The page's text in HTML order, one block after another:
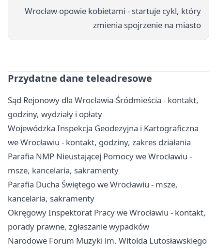
Wrocław opowie kobietami - startuje cykl, który
zmienia spojrzenie na miasto
Przydatne dane teleadresowe
Sąd Rejonowy dla Wrocławia-Śródmieścia - kontakt,
godziny, wydziały i opłaty
Wojewódzka Inspekcja Geodezyjna i Kartograficzna
we Wrocławiu - kontakt, godziny, zakres działania
Parafia NMP Nieustającej Pomocy we Wrocławiu -
msze, kancelaria, sakramenty
Parafia Ducha Świętego we Wrocławiu - msze,
kancelaria, sakramenty
Okręgowy Inspektorat Pracy we Wrocławiu - kontakt,
porady prawne, zgłaszanie wypadków
Narodowe Forum Muzyki im. Witolda Lutosławskiego